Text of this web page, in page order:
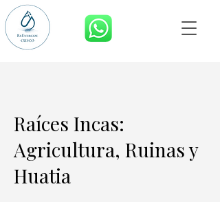
Raíces Incas:
Agricultura, Ruinas y
Huatia